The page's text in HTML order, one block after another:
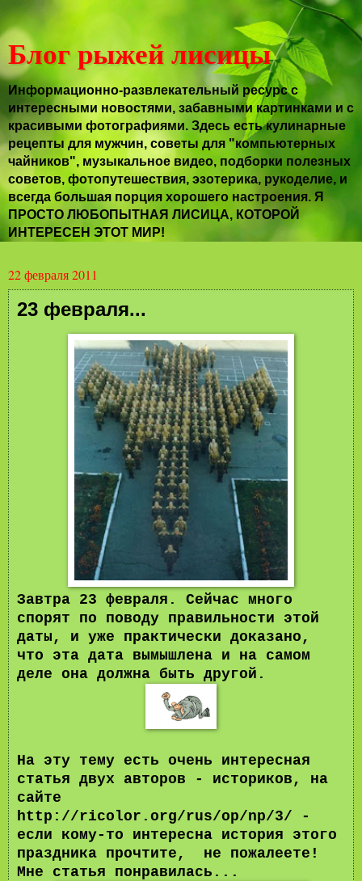
Блог рыжей лисицы
Информационно-развлекательный ресурс с
интересными новостями, забавными картинками и с
красивыми фотографиями. Здесь есть кулинарные
рецепты для мужчин, советы для "компьютерных
чайников", музыкальное видео, подборки полезных
советов, фотопутешествия, эзотерика, рукоделие, и
всегда большая порция хорошего настроения. Я
ПРОСТО ЛЮБОПЫТНАЯ ЛИСИЦА, КОТОРОЙ
ИНТЕРЕСЕН ЭТОТ МИР!
22 февраля 2011
23 февраля...
Завтра 23 февраля. Сейчас много
спорят по поводу правильности этой
даты, и уже практически доказано,
что эта дата вымышлена и на самом
деле она должна быть другой.
На эту тему есть очень интересная
статья двух авторов - историков, на
сайте
http://ricolor.org/rus/op/np/3/ -
если кому-то интересна история этого
праздника прочтите, не пожалеете!
Мне статья понравилась...